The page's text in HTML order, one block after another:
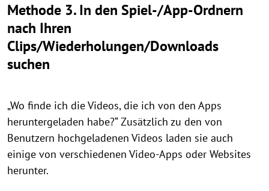
Methode 3. In den Spiel-/App-Ordnern
nach Ihren
Clips/Wiederholungen/Downloads
suchen
„Wo finde ich die Videos, die ich von den Apps
heruntergeladen habe?“ Zusätzlich zu den von
Benutzern hochgeladenen Videos laden sie auch
einige von verschiedenen Video-Apps oder Websites
herunter.